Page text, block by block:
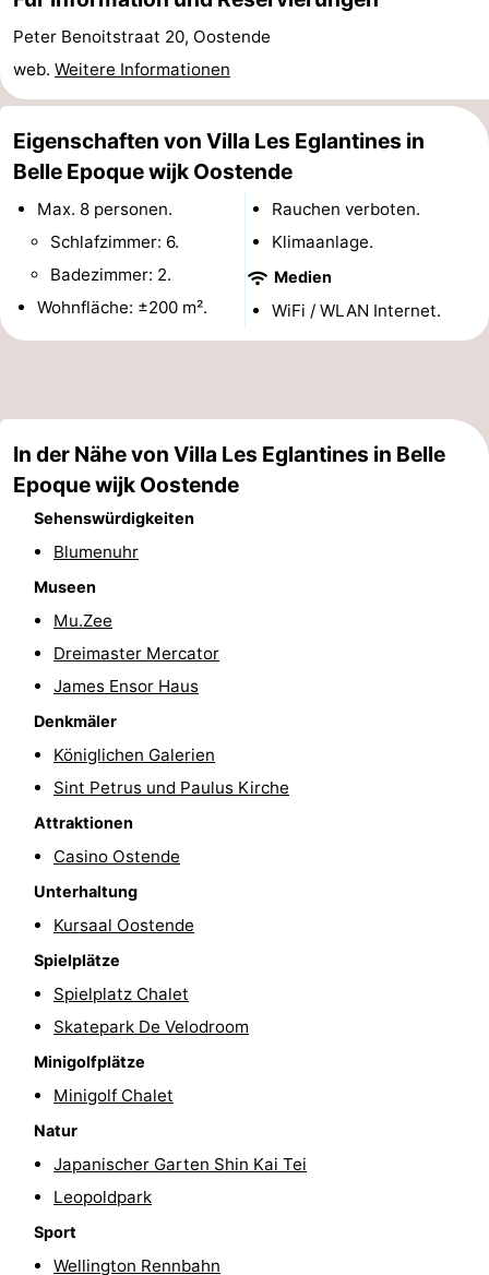
Sehen
&
tun
-
Museen
-
Denkmäler
-
Aussichtspunkte
Attraktionen
Spielplätze
-
Indoor-
Spielplätze
-
Bowling
Zentren
Dörfer
Städte
Sport
Schwimmbader
Radfahren
Wandern
Reiten
Surfen
Essen
trinken
Veranstaltungen
Praktisch
Forum
Route
Peter Benoitstraat 20, Oostende
web. Weitere Informationen
Eigenschaften von Villa Les Eglantines in
Belle Epoque wijk Oostende
Max. 8 personen.
Schlafzimmer: 6.
Badezimmer: 2.
Wohnfläche: ±200 m².
Rauchen verboten.
Klimaanlage.
Medien
WiFi / WLAN Internet.
In der Nähe von Villa Les Eglantines in Belle
Epoque wijk Oostende
Sehenswürdigkeiten
Blumenuhr
Museen
Mu.Zee
Dreimaster Mercator
James Ensor Haus
Denkmäler
Königlichen Galerien
Sint Petrus und Paulus Kirche
Attraktionen
Casino Ostende
Unterhaltung
Kursaal Oostende
Spielplätze
Spielplatz Chalet
Skatepark De Velodroom
Minigolfplätze
Minigolf Chalet
Natur
Japanischer Garten Shin Kai Tei
Leopoldpark
Sport
Wellington Rennbahn